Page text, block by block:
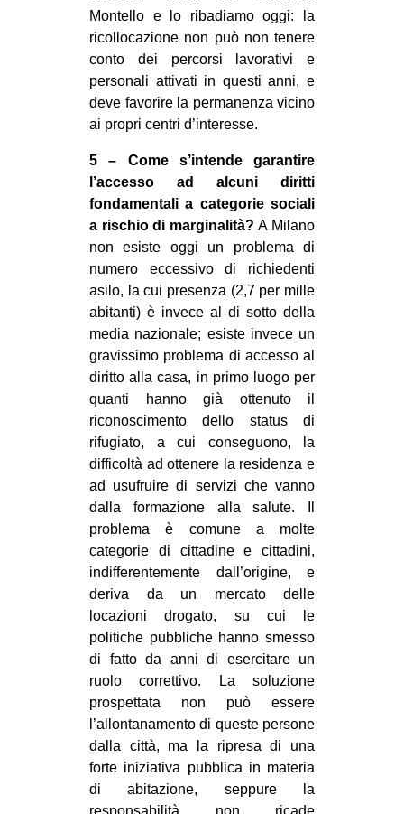
Montello e lo ribadiamo oggi: la
ricollocazione non può non tenere
conto dei percorsi lavorativi e
personali attivati in questi anni, e
deve favorire la permanenza vicino
ai propri centri d’interesse.
5 – Come s’intende garantire
l’accesso ad alcuni diritti
fondamentali a categorie sociali
a rischio di marginalità?A Milano
non esiste oggi un problema di
numero eccessivo di richiedenti
asilo, la cui presenza (2,7 per mille
abitanti) è invece al di sotto della
media nazionale; esiste invece un
gravissimo problema di accesso al
diritto alla casa, in primo luogo per
quanti hanno già ottenuto il
riconoscimento dello status di
rifugiato, a cui conseguono, la
difficoltà ad ottenere la residenza e
ad usufruire di servizi che vanno
dalla formazione alla salute. Il
problema è comune a molte
categorie di cittadine e cittadini,
indifferentemente dall’origine, e
deriva da un mercato delle
locazioni drogato, su cui le
politiche pubbliche hanno smesso
di fatto da anni di esercitare un
ruolo correttivo. La soluzione
prospettata non può essere
l’allontanamento di queste persone
dalla città, ma la ripresa di una
forte iniziativa pubblica in materia
di abitazione, seppure la
responsabilità non ricade